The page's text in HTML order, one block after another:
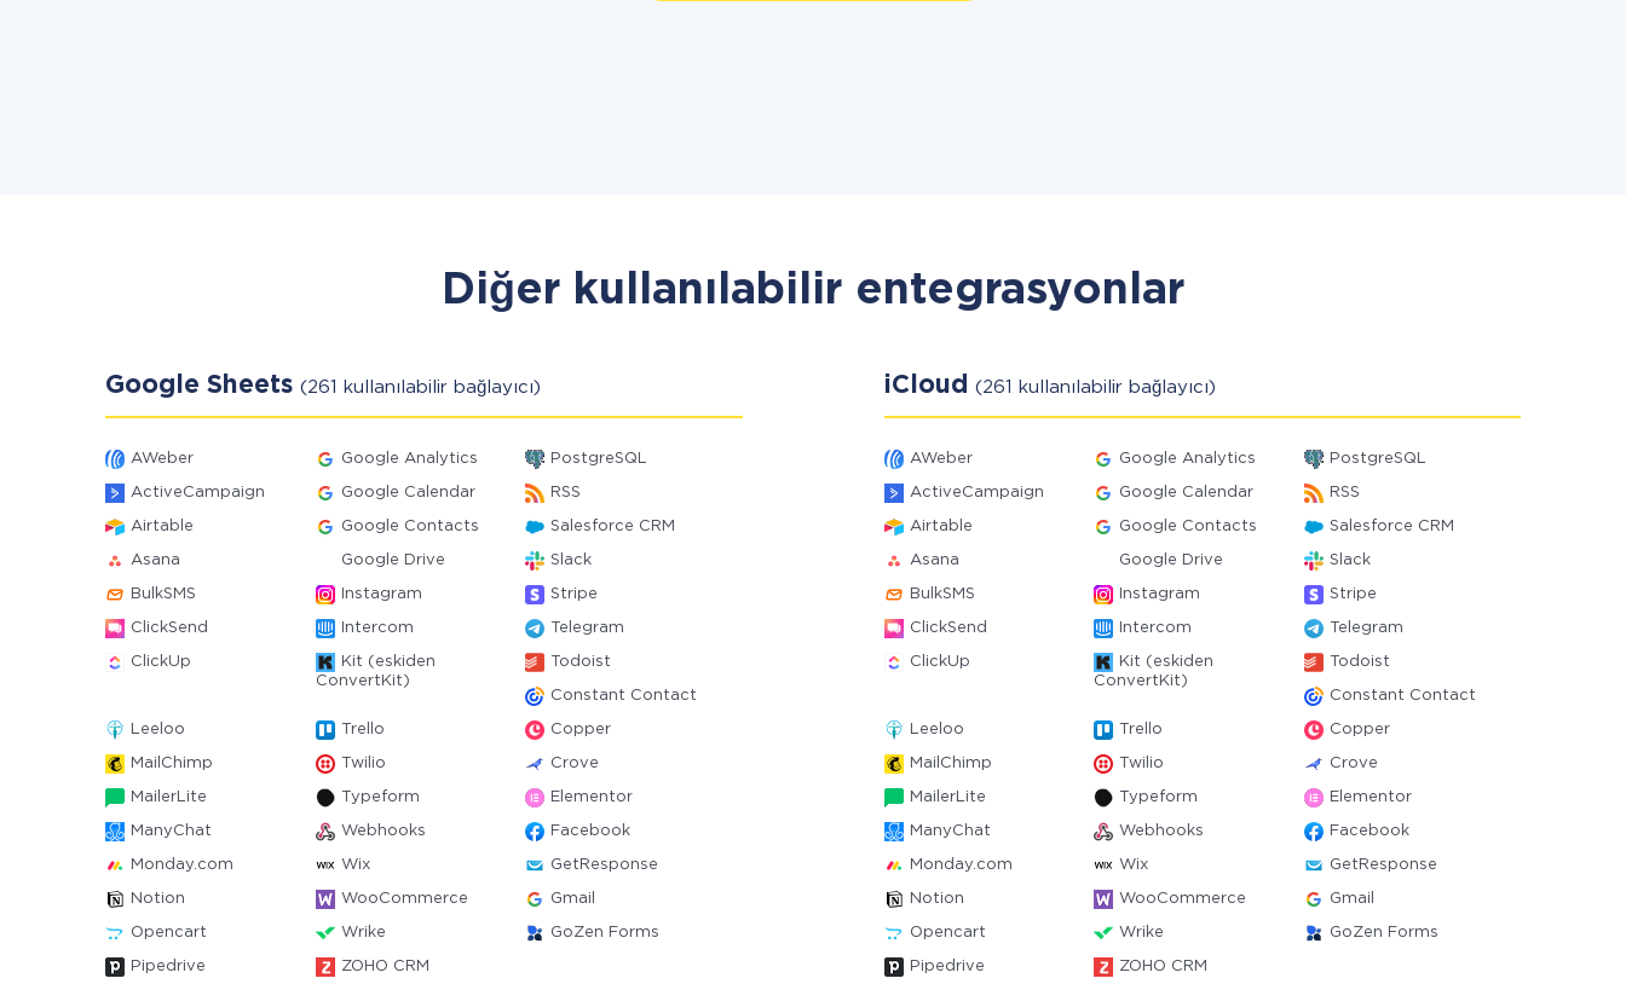
Diğer kullanılabilir entegrasyonlar
Google Sheets (261 kullanılabilir bağlayıcı)
AWeber Google Analytics PostgreSQL
ActiveCampaign Google Calendar RSS
Airtable Google Contacts Salesforce CRM
Asana Google Drive Slack
BulkSMS Instagram Stripe
ClickSend Intercom Telegram
ClickUp
Kit (eskiden
ConvertKit)
Todoist
Constant Contact
Leeloo Trello Copper
MailChimp Twilio Crove
MailerLite Typeform Elementor
ManyChat Webhooks Facebook
Monday.com Wix GetResponse
Notion WooCommerce Gmail
Opencart Wrike GoZen Forms
Pipedrive ZOHO CRM
iCloud (261 kullanılabilir bağlayıcı)
AWeber Google Analytics PostgreSQL
ActiveCampaign Google Calendar RSS
Airtable Google Contacts Salesforce CRM
Asana Google Drive Slack
BulkSMS Instagram Stripe
ClickSend Intercom Telegram
ClickUp
Kit (eskiden
ConvertKit)
Todoist
Constant Contact
Leeloo Trello Copper
MailChimp Twilio Crove
MailerLite Typeform Elementor
ManyChat Webhooks Facebook
Monday.com Wix GetResponse
Notion WooCommerce Gmail
Opencart Wrike GoZen Forms
Pipedrive ZOHO CRM